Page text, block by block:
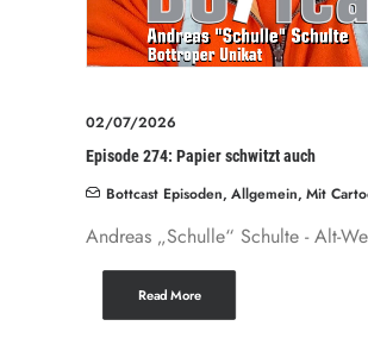
02/07/2026
Episode 274: Papier schwitzt auch
Bottcast Episoden, Allgemein, Mit
Andreas „Schulle“ Schulte - Alt-
Read More